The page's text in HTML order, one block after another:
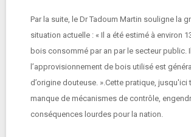
Par la suite, le Dr Tadoum Martin souligne la
situation actuelle : « Il a été estimé à environ
bois consommé par an par le secteur public.
l’approvisionnement de bois utilisé est
d’origine douteuse. ».Cette pratique, jusqu'ici
manque de mécanismes de contrôle,
conséquences lourdes pour la nation.